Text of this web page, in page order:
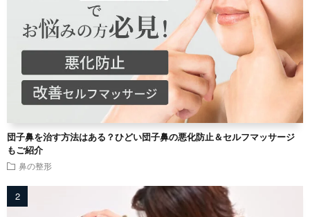
団子鼻を治す方法はある？ひどい団子鼻の悪化防止＆セルフマッサージ
もご紹介
鼻の整形